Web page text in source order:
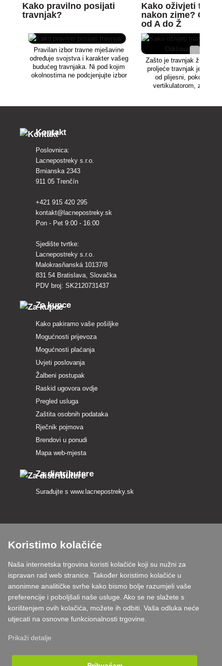
Kako pravilno posijati
travnjak?
Pravilan izbor travne mješavine
određuje svojstva i karakter vašeg
budućeg travnjaka. Ni pod kojim
okolnostima ne podcjenjujte izbor
Kako oživjeti
nakon zime?
od A do Ž
Zašto je travnjak žut
proljeće travnjak je
od plijesni, pokositi,
vertikulatorom, zasaditi
Kontakt
Poslovnica:
Lacnepostreky s.r.o.
Brnianska 2343
911 05 Trenčín
+421 915 420 295
kontakt@lacnepostreky.sk
Pon - Pet 9:00 - 16:00
Sjedište tvrtke:
Lacnepostreky s.r.o.
Malokrasňanská 10137/8
831 54 Bratislava, Slovačka
PDV broj: SK2120731437
Za kupce
Kako pakiramo vaše pošiljke
Mogućnosti prijevoza
Mogućnosti plaćanja
Uvjeti poslovanja
Žalbeni postupak
Raskid ugovora ovdje
Pregled usluga
Zaštita osobnih podataka
Rječnik pojmova
Brendovi u ponudi
Mapa web-mjesta
Za distributere
Surađujte s www.lacnepostreky.sk
Uvijek ćemo vas profesionalno savjetovati
Reklamacije obrađujemo u roku od 24 sata
Dostava u roku od 24 sata od ponedjeljka do petka
Koristimo kolačiće
Naša internetska trgovina koristi kolačiće koji su nužni za
ispravan rad web stranice. Također koristimo kolačiće u
anonimne analitičke svrhe kako bismo bolje razumjeli vaše
preferencije i poboljšali naše usluge. Ako se ne slažete s
korištenjem ovih kolačića, možete ih odbiti. Vaša odluka neće
utjecati na osnovne funkcionalnosti trgovine.
Prikaži detalje